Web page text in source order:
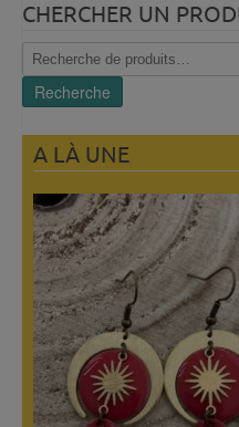
CHERCHER UN
Recherche
pour :
Recherche
A LÀ UNE